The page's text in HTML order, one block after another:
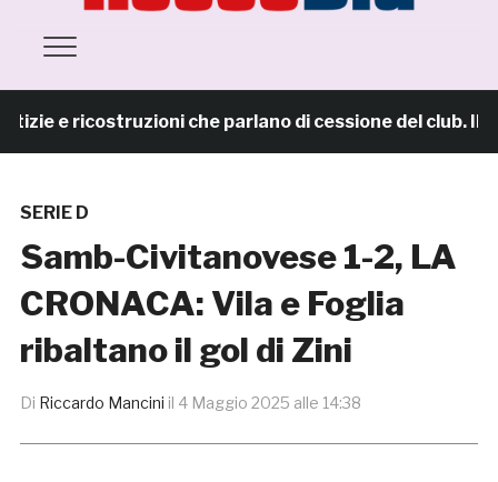
e ricostruzioni che parlano di cessione del club. IL
SERIE D
Samb-Civitanovese 1-2, LA
CRONACA: Vila e Foglia
ribaltano il gol di Zini
Di Riccardo Mancini il 4 Maggio 2025 alle 14:38